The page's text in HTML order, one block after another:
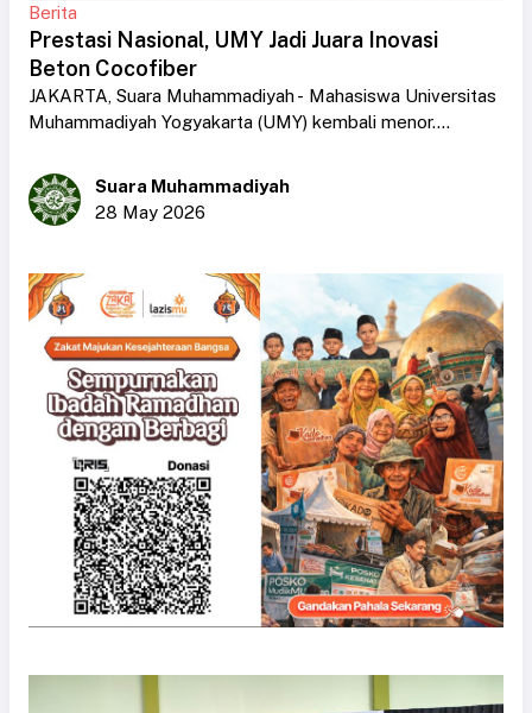
Berita
Prestasi Nasional, UMY Jadi Juara Inovasi
Beton Cocofiber
JAKARTA, Suara Muhammadiyah - Mahasiswa Universitas
Muhammadiyah Yogyakarta (UMY) kembali menor....
Suara Muhammadiyah
28 May 2026